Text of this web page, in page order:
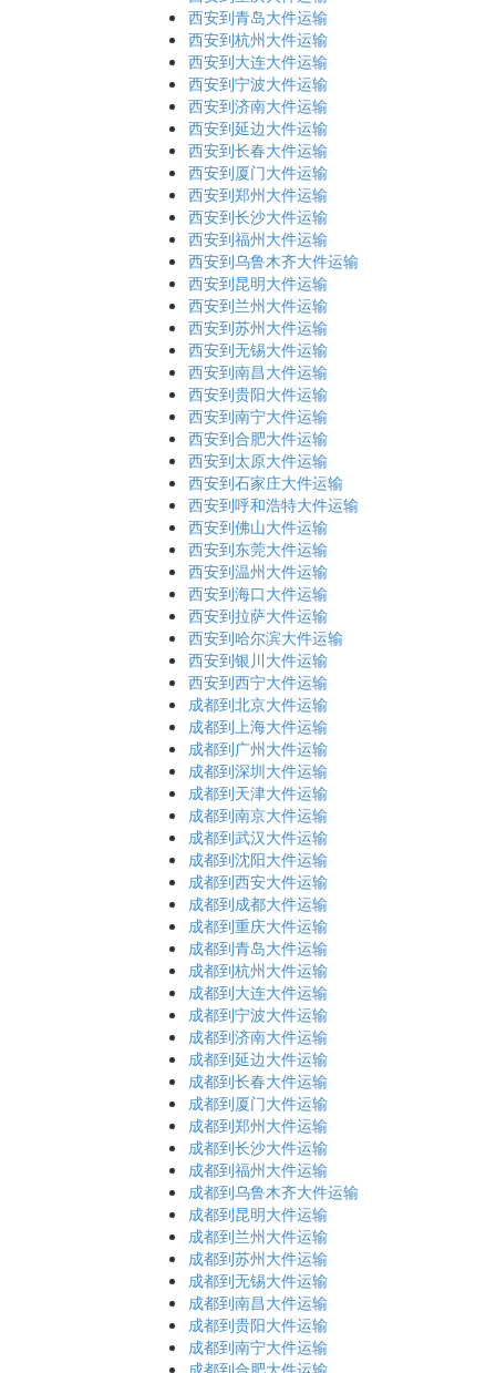
西安到青岛大件运输
西安到杭州大件运输
西安到大连大件运输
西安到宁波大件运输
西安到济南大件运输
西安到延边大件运输
西安到长春大件运输
西安到厦门大件运输
西安到郑州大件运输
西安到长沙大件运输
西安到福州大件运输
西安到乌鲁木齐大件运输
西安到昆明大件运输
西安到兰州大件运输
西安到苏州大件运输
西安到无锡大件运输
西安到南昌大件运输
西安到贵阳大件运输
西安到南宁大件运输
西安到合肥大件运输
西安到太原大件运输
西安到石家庄大件运输
西安到呼和浩特大件运输
西安到佛山大件运输
西安到东莞大件运输
西安到温州大件运输
西安到海口大件运输
西安到拉萨大件运输
西安到哈尔滨大件运输
西安到银川大件运输
西安到西宁大件运输
成都到北京大件运输
成都到上海大件运输
成都到广州大件运输
成都到深圳大件运输
成都到天津大件运输
成都到南京大件运输
成都到武汉大件运输
成都到沈阳大件运输
成都到西安大件运输
成都到成都大件运输
成都到重庆大件运输
成都到青岛大件运输
成都到杭州大件运输
成都到大连大件运输
成都到宁波大件运输
成都到济南大件运输
成都到延边大件运输
成都到长春大件运输
成都到厦门大件运输
成都到郑州大件运输
成都到长沙大件运输
成都到福州大件运输
成都到乌鲁木齐大件运输
成都到昆明大件运输
成都到兰州大件运输
成都到苏州大件运输
成都到无锡大件运输
成都到南昌大件运输
成都到贵阳大件运输
成都到南宁大件运输
成都到合肥大件运输